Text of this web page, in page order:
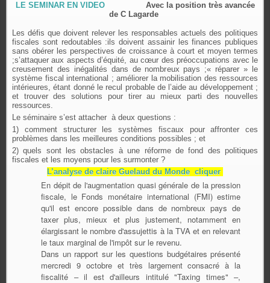
LE SEMINAR EN VIDEO
Avec la position très avancée
de C Lagarde
Les défis que doivent relever les responsables actuels des politiques
fiscales sont redoutables :ils doivent assainir les finances publiques
sans obérer les perspectives de croissance à court et moyen termes
;s’attaquer aux aspects d’équité, au cœur des préoccupations avec le
creusement des inégalités dans de nombreux pays ;« réparer » le
système fiscal international ; améliorer la mobilisation des ressources
intérieures, étant donné le recul probable de l’aide au développement ;
et trouver des solutions pour tirer au mieux parti des nouvelles
ressources.
Le séminaire s’est attacher à deux questions :
1) comment structurer les systèmes fiscaux pour affronter ces
problèmes dans les meilleures conditions possibles ; et
2) quels sont les obstacles à une réforme de fond des politiques
fiscales et les moyens pour les surmonter ?
L’analyse de claire Guelaud du Monde cliquer
En dépit de l'augmentation quasi générale de la pression
fiscale, le Fonds monétaire international (FMI) estime
qu'il est encore possible dans de nombreux pays de
taxer plus, mieux et plus justement, notamment en
élargissant le nombre d'assujettis à la TVA et en relevant
le taux marginal de l'impôt sur le revenu.
Dans un rapport sur les questions budgétaires présenté
mercredi 9 octobre et très largement consacré à la
fiscalité – il est d'ailleurs intitulé "Taxing times" –,